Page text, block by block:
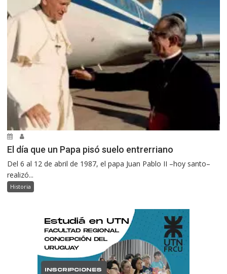
El día que un Papa pisó suelo entrerriano
Del 6 al 12 de abril de 1987, el papa Juan Pablo II –hoy santo–
realizó...
Historia